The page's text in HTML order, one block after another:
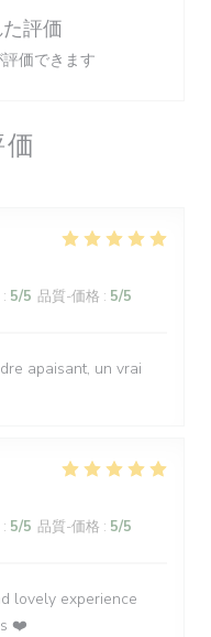
: 5/5 品質-価格 : 5/5
apaisant, un vrai
: 5/5 品質-価格 : 5/5
lovely experience
❤️
評価
価できます